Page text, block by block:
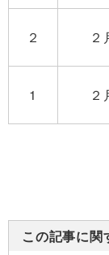
２ ２
1 ２
この記事に関